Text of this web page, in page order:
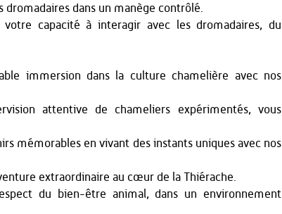
dans un manège contrôlé.
capacité à interagir avec les dromadaires, du
immersion dans la culture chamelière avec nos
attentive de chameliers expérimentés, vous
mémorables en vivant des instants uniques avec nos
extraordinaire au cœur de la Thiérache.
du bien-être animal, dans un environnement